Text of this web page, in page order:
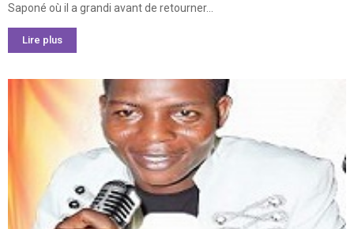
Saponé où il a grandi avant de retourner...
Lire plus